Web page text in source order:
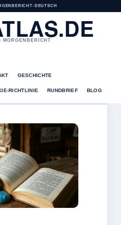
• DEUTSCH
MORGENBERICHT
GESCHICHTE
RICHTLINIE RUNDBRIEF BLOG